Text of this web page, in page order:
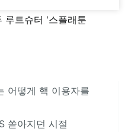
루트슈터 '스플래툰
어떻게 핵 이용자를
쏟아지던 시절